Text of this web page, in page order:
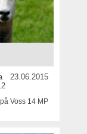
23.06.2015
Voss 14 MP